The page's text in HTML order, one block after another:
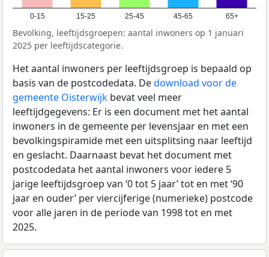
0-15 15-25 25-45 45-65 65+
Bevolking, leeftijdsgroepen: aantal inwoners op 1 januari
2025 per leeftijdscategorie.
Het aantal inwoners per leeftijdsgroep is bepaald op
basis van de postcodedata. Dedownload voor de
gemeente Oisterwijk bevat veel meer
leeftijdgegevens: Er is een document met het aantal
inwoners in de gemeente per levensjaar en met een
bevolkingspiramide met een uitsplitsing naar leeftijd
en geslacht. Daarnaast bevat het document met
postcodedata het aantal inwoners voor iedere 5
jarige leeftijdsgroep van ‘0 tot 5 jaar’ tot en met ‘90
jaar en ouder’ per viercijferige (numerieke) postcode
voor alle jaren in de periode van 1998 tot en met
2025.